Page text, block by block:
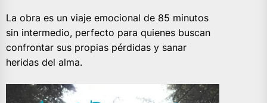
La obra es un viaje emocional de 85 minutos
sin intermedio, perfecto para quienes buscan
confrontar sus propias pérdidas y sanar
heridas del alma.